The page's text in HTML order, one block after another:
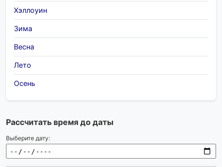
Хэллоуин
Зима
Весна
Лето
Осень
Рассчитать время до даты
Выберите дату: